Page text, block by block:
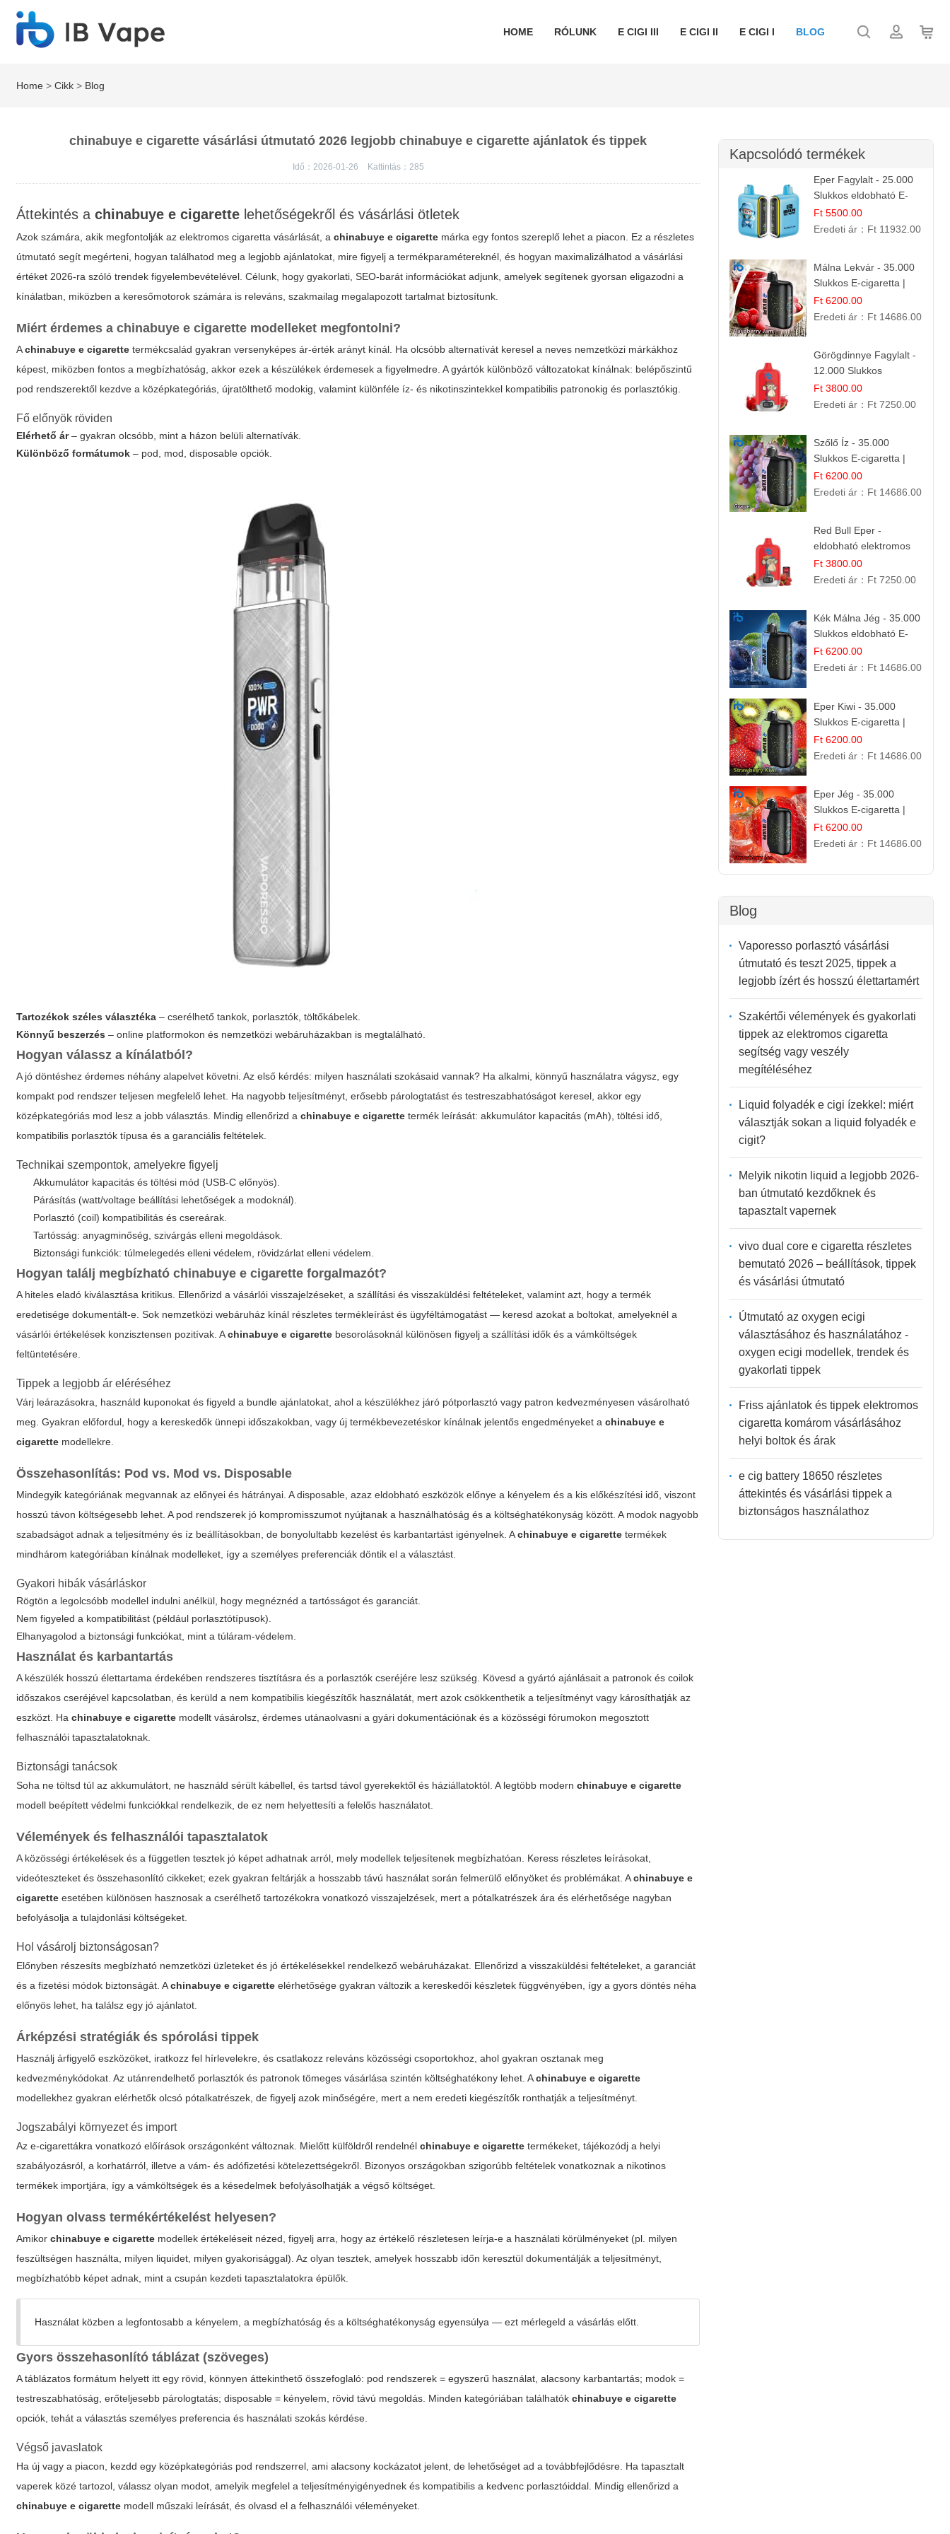
HOME RÓLUNK E CIGI III E CIGI II E CIGI I BLOG
Home >Cikk > Blog
chinabuye e cigarette vásárlási útmutató 2026 legjobb chinabuye e cigarette ajánlatok és tippek
Idő：2026-01-26 Kattintás： 285
Áttekintés achinabuye e cigarette lehetőségekről és vásárlási ötletek
Azok számára, akik megfontolják az elektromos cigaretta vásárlását, achinabuye e cigarette márka egy fontos szereplő lehet a piacon. Ez a részletes
útmutató segít megérteni, hogyan találhatod meg a legjobb ajánlatokat, mire figyelj a termékparamétereknél, és hogyan maximalizálhatod a vásárlási
értéket 2026-ra szóló trendek figyelembevételével. Célunk, hogy gyakorlati, SEO-barát információkat adjunk, amelyek segítenek gyorsan eligazodni a
kínálatban, miközben a keresőmotorok számára is releváns, szakmailag megalapozott tartalmat biztosítunk.
Miért érdemes achinabuye e cigarette modelleket megfontolni?
Achinabuye e cigarette termékcsalád gyakran versenyképes ár-érték arányt kínál. Ha olcsóbb alternatívát keresel a neves nemzetközi márkákhoz
képest, miközben fontos a megbízhatóság, akkor ezek a készülékek érdemesek a figyelmedre. A gyártók különböző változatokat kínálnak: belépőszintű
pod rendszerektől kezdve a középkategóriás, újratölthető modokig, valamint különféle íz- és nikotinszintekkel kompatibilis patronokig és porlasztókig.
Fő előnyök röviden
Elérhető ár– gyakran olcsóbb, mint a házon belüli alternatívák.
Különböző formátumok – pod, mod, disposable opciók.
Tartozékok széles választéka – cserélhető tankok, porlasztók, töltőkábelek.
Könnyű beszerzés – online platformokon és nemzetközi webáruházakban is megtalálható.
Hogyan válassz a kínálatból?
A jó döntéshez érdemes néhány alapelvet követni. Az első kérdés: milyen használati szokásaid vannak? Ha alkalmi, könnyű használatra vágysz, egy
kompakt pod rendszer teljesen megfelelő lehet. Ha nagyobb teljesítményt, erősebb párologtatást és testreszabhatóságot keresel, akkor egy
középkategóriás mod lesz a jobb választás. Mindig ellenőrizd achinabuye e cigarette termék leírását: akkumulátor kapacitás (mAh), töltési idő,
kompatibilis porlasztók típusa és a garanciális feltételek.
Technikai szempontok, amelyekre figyelj
Akkumulátor kapacitás és töltési mód (USB-C előnyös).
Párásítás (watt/voltage beállítási lehetőségek a modoknál).
Porlasztó (coil) kompatibilitás és csereárak.
Tartósság: anyagminőség, szivárgás elleni megoldások.
Biztonsági funkciók: túlmelegedés elleni védelem, rövidzárlat elleni védelem.
Hogyan találj megbízhatóchinabuye e cigarette forgalmazót?
A hiteles eladó kiválasztása kritikus. Ellenőrizd a vásárlói visszajelzéseket, a szállítási és visszaküldési feltételeket, valamint azt, hogy a termék
eredetisége dokumentált-e. Sok nemzetközi webáruház kínál részletes termékleírást és ügyféltámogatást — keresd azokat a boltokat, amelyeknél a
vásárlói értékelések konzisztensen pozitívak. Achinabuye e cigarette besorolásoknál különösen figyelj a szállítási idők és a vámköltségek
feltüntetésére.
Tippek a legjobb ár eléréséhez
Várj leárazásokra, használd kuponokat és figyeld a bundle ajánlatokat, ahol a készülékhez járó pótporlasztó vagy patron kedvezményesen vásárolható
meg. Gyakran előfordul, hogy a kereskedők ünnepi időszakokban, vagy új termékbevezetéskor kínálnak jelentős engedményeket achinabuye e
cigarette modellekre.
Összehasonlítás: Pod vs. Mod vs. Disposable
Mindegyik kategóriának megvannak az előnyei és hátrányai. A disposable, azaz eldobható eszközök előnye a kényelem és a kis előkészítési idő, viszont
hosszú távon költségesebb lehet. A pod rendszerek jó kompromisszumot nyújtanak a használhatóság és a költséghatékonyság között. A modok nagyobb
szabadságot adnak a teljesítmény és íz beállításokban, de bonyolultabb kezelést és karbantartást igényelnek. Achinabuye e cigarette termékek
mindhárom kategóriában kínálnak modelleket, így a személyes preferenciák döntik el a választást.
Gyakori hibák vásárláskor
Rögtön a legolcsóbb modellel indulni anélkül, hogy megnéznéd a tartósságot és garanciát.
Nem figyeled a kompatibilitást (például porlasztótípusok).
Elhanyagolod a biztonsági funkciókat, mint a túláram-védelem.
Használat és karbantartás
A készülék hosszú élettartama érdekében rendszeres tisztításra és a porlasztók cseréjére lesz szükség. Kövesd a gyártó ajánlásait a patronok és coilok
időszakos cseréjével kapcsolatban, és kerüld a nem kompatibilis kiegészítők használatát, mert azok csökkenthetik a teljesítményt vagy károsíthatják az
eszközt. Hachinabuye e cigarette modellt vásárolsz, érdemes utánaolvasni a gyári dokumentációnak és a közösségi fórumokon megosztott
felhasználói tapasztalatoknak.
Biztonsági tanácsok
Soha ne töltsd túl az akkumulátort, ne használd sérült kábellel, és tartsd távol gyerekektől és háziállatoktól. A legtöbb modernchinabuye e cigarette
modell beépített védelmi funkciókkal rendelkezik, de ez nem helyettesíti a felelős használatot.
Vélemények és felhasználói tapasztalatok
A közösségi értékelések és a független tesztek jó képet adhatnak arról, mely modellek teljesítenek megbízhatóan. Keress részletes leírásokat,
videóteszteket és összehasonlító cikkeket; ezek gyakran feltárják a hosszabb távú használat során felmerülő előnyöket és problémákat. Achinabuye e
cigarette esetében különösen hasznosak a cserélhető tartozékokra vonatkozó visszajelzések, mert a pótalkatrészek ára és elérhetősége nagyban
befolyásolja a tulajdonlási költségeket.
Hol vásárolj biztonságosan?
Előnyben részesíts megbízható nemzetközi üzleteket és jó értékelésekkel rendelkező webáruházakat. Ellenőrizd a visszaküldési feltételeket, a garanciát
és a fizetési módok biztonságát. Achinabuye e cigarette elérhetősége gyakran változik a kereskedői készletek függvényében, így a gyors döntés néha
előnyös lehet, ha találsz egy jó ajánlatot.
Árképzési stratégiák és spórolási tippek
Használj árfigyelő eszközöket, iratkozz fel hírlevelekre, és csatlakozz releváns közösségi csoportokhoz, ahol gyakran osztanak meg
kedvezménykódokat. Az utánrendelhető porlasztók és patronok tömeges vásárlása szintén költséghatékony lehet. Achinabuye e cigarette
modellekhez gyakran elérhetők olcsó pótalkatrészek, de figyelj azok minőségére, mert a nem eredeti kiegészítők ronthatják a teljesítményt.
Jogszabályi környezet és import
Az e-cigarettákra vonatkozó előírások országonként változnak. Mielőtt külföldről rendelnélchinabuye e cigarette termékeket, tájékozódj a helyi
szabályozásról, a korhatárról, illetve a vám- és adófizetési kötelezettségekről. Bizonyos országokban szigorúbb feltételek vonatkoznak a nikotinos
termékek importjára, így a vámköltségek és a késedelmek befolyásolhatják a végső költséget.
Hogyan olvass termékértékelést helyesen?
Amikorchinabuye e cigarette modellek értékeléseit nézed, figyelj arra, hogy az értékelő részletesen leírja-e a használati körülményeket (pl. milyen
feszültségen használta, milyen liquidet, milyen gyakorisággal). Az olyan tesztek, amelyek hosszabb időn keresztül dokumentálják a teljesítményt,
megbízhatóbb képet adnak, mint a csupán kezdeti tapasztalatokra épülők.
Használat közben a legfontosabb a kényelem, a megbízhatóság és a költséghatékonyság egyensúlya — ezt mérlegeld a vásárlás előtt.
Gyors összehasonlító táblázat (szöveges)
A táblázatos formátum helyett itt egy rövid, könnyen áttekinthető összefoglaló: pod rendszerek = egyszerű használat, alacsony karbantartás; modok =
testreszabhatóság, erőteljesebb párologtatás; disposable = kényelem, rövid távú megoldás. Minden kategóriában találhatókchinabuye e cigarette
opciók, tehát a választás személyes preferencia és használati szokás kérdése.
Végső javaslatok
Ha új vagy a piacon, kezdd egy középkategóriás pod rendszerrel, ami alacsony kockázatot jelent, de lehetőséget ad a továbbfejlődésre. Ha tapasztalt
vaperek közé tartozol, válassz olyan modot, amelyik megfelel a teljesítményigényednek és kompatibilis a kedvenc porlasztóiddal. Mindig ellenőrizd a
chinabuye e cigarette modell műszaki leírását, és olvasd el a felhasználói véleményeket.
Kapcsolódó termékek
Eper Fagylalt - 25.000
Slukkos eldobható E-
cigaretta | Édes
Desszert Íz
Ft 5500.00
Eredeti ár： Ft 11932.00
Málna Lekvár - 35.000
Slukkos E-cigaretta |
IBVape Bar Édes
Gyümölcs Íz
Ft 6200.00
Eredeti ár： Ft 14686.00
Görögdinnye Fagylalt -
12.000 Slukkos
eldobható e-Cigaretta
Ft 3800.00
Eredeti ár： Ft 7250.00
Szőlő Íz - 35.000
Slukkos E-cigaretta |
Friss Gyümölcs Aroma
Ft 6200.00
Eredeti ár： Ft 14686.00
Red Bull Eper -
eldobható elektromos
cigi | Energizáló
Gyümölcs Íz
Ft 3800.00
Eredeti ár： Ft 7250.00
Kék Málna Jég - 35.000
Slukkos eldobható E-
cigaretta | Frissítő
Ízélmény
Ft 6200.00
Eredeti ár： Ft 14686.00
Eper Kiwi - 35.000
Slukkos E-cigaretta |
IBVape Bar Friss
Gyümölcs Ízek
Ft 6200.00
Eredeti ár： Ft 14686.00
Eper Jég - 35.000
Slukkos E-cigaretta |
IBVape Bar
Ft 6200.00
Eredeti ár： Ft 14686.00
Blog
Vaporesso porlasztó vásárlási
útmutató és teszt 2025, tippek a
legjobb ízért és hosszú élettartamért
Szakértői vélemények és gyakorlati
tippek az elektromos cigaretta
segítség vagy veszély
megítéléséhez
Liquid folyadék e cigi ízekkel: miért
választják sokan a liquid folyadék e
cigit?
Melyik nikotin liquid a legjobb 2026-
ban útmutató kezdőknek és
tapasztalt vapernek
vivo dual core e cigaretta részletes
bemutató 2026 – beállítások, tippek
és vásárlási útmutató
Útmutató az oxygen ecigi
választásához és használatához -
oxygen ecigi modellek, trendek és
gyakorlati tippek
Friss ajánlatok és tippek elektromos
cigaretta komárom vásárlásához
helyi boltok és árak
e cig battery 18650 részletes
áttekintés és vásárlási tippek a
biztonságos használathoz